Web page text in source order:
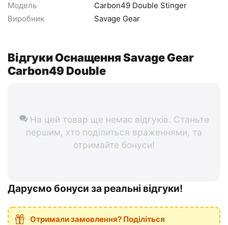
Модель
Carbon49 Double Stinger
Виробник
Savage Gear
Відгуки Оснащення Savage Gear
Carbon49 Double
На цей товар ще немає відгуків. Станьте
першим, хто поділиться враженнями, та
отримайте бонуси!
Даруємо бонуси за реальні відгуки!
Отримали замовлення? Поділіться